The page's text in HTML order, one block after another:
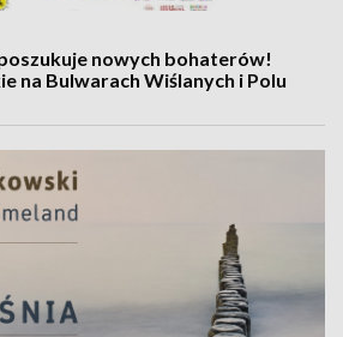
nowych bohaterów!
na Bulwarach Wiślanych i Polu